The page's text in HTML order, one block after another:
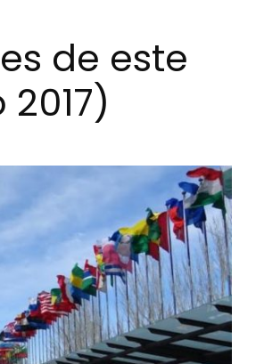
Madrid
de este